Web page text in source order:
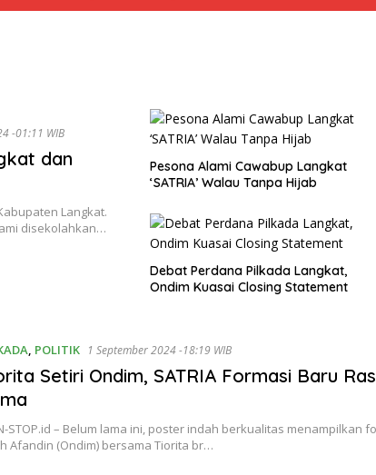
-01:11 WIB
dan
Langkat.
disekolahkan…
Pesona Alami Cawabup Langkat
‘SATRIA’ Walau Tanpa Hijab
Debat Perdana Pilkada Langkat,
Ondim Kuasai Closing Statement
, POLITIK 1 September 2024 -18:19 WIB
Setiri Ondim, SATRIA Formasi Baru
STOP.id – Belum lama ini, poster indah berkualitas menampilkan
Afandin (Ondim) bersama Tiorita br…